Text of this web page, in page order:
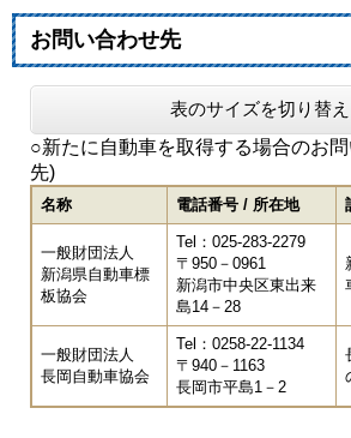
お問い合わせ先
表のサイズを切り替え
○新たに自動車を取得する場合のお
先)
名称 電話番号 / 所在地
一般財団法人
新潟県自動車標
板協会
Tel：025-283-2279
〒950－0961
新潟市中央区東出来
島14－28
一般財団法人
長岡自動車協会
Tel：0258-22-1134
〒940－1163
長岡市平島1－2